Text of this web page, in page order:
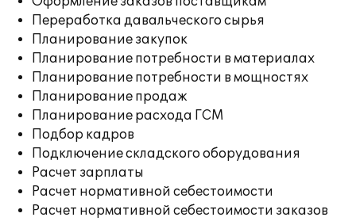
Переработка давальческого сырья
Планирование закупок
Планирование потребности в материалах
Планирование потребности в мощностях
Планирование продаж
Планирование расхода ГСМ
Подбор кадров
Подключение складского оборудования
Расчет зарплаты
Расчет нормативной себестоимости
Расчет нормативной себестоимости заказов